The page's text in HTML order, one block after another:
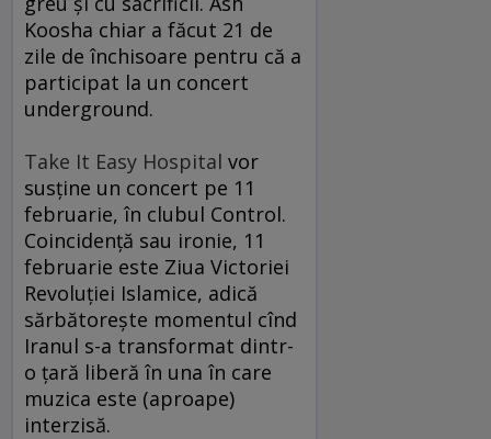
Koosha chiar a făcut 21 de
zile de închisoare pentru că a
participat la un concert
underground.
Take It Easy Hospital vor
susţine un concert pe 11
februarie, în clubul Control.
Coincidenţă sau ironie, 11
februarie este Ziua Victoriei
Revoluţiei Islamice, adică
sărbătoreşte momentul cînd
Iranul s-a transformat dintr-
o ţară liberă în una în care
muzica este (aproape)
interzisă.